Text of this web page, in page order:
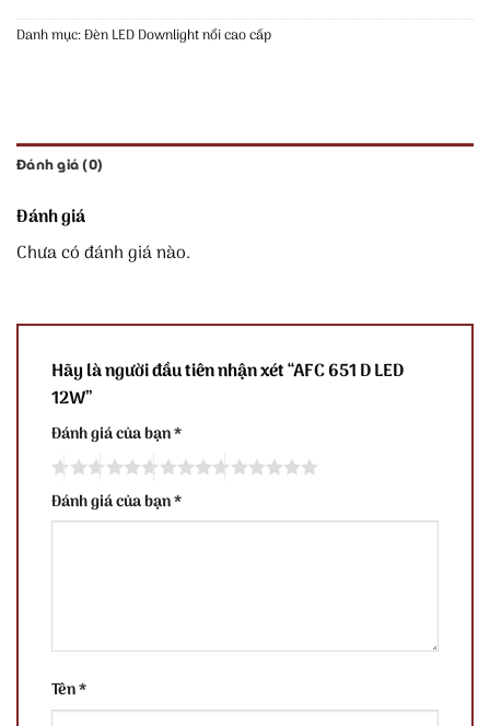
Danh mục:Đèn LED Downlight nổi cao cấp
Đánh giá (0)
Đánh giá
Chưa có đánh giá nào.
Hãy là người đầu tiên nhận xét “AFC 651 D LED
12W”
Đánh giá của bạn*
Đánh giá của bạn*
Tên*